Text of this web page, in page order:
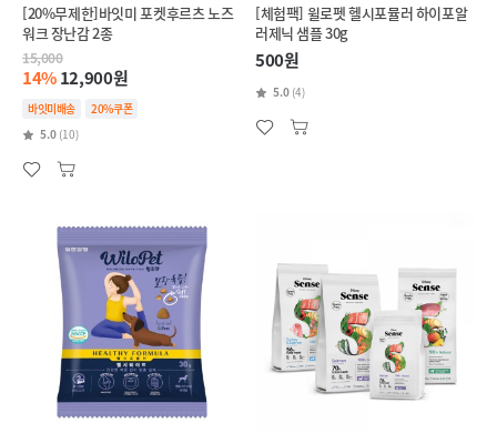
[20%무제한]바잇미 포켓후르츠 노즈
워크 장난감 2종
15,000
14%12,900원
바잇미배송
20%쿠폰
5.0 (10)
[체험팩] 윌로펫 헬시포뮬러 하이포알
러제닉 샘플 30g
500원
5.0 (4)